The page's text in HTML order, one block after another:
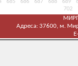
685 686 687 688 689
702
Адреса: 37600, м.